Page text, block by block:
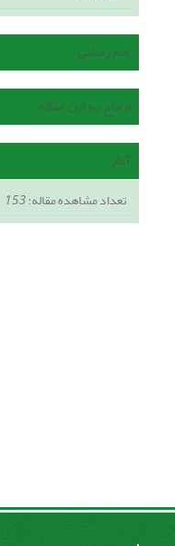
هم رسانی
ارجاع به این مقاله
آمار
تعداد مشاهده مقاله:153